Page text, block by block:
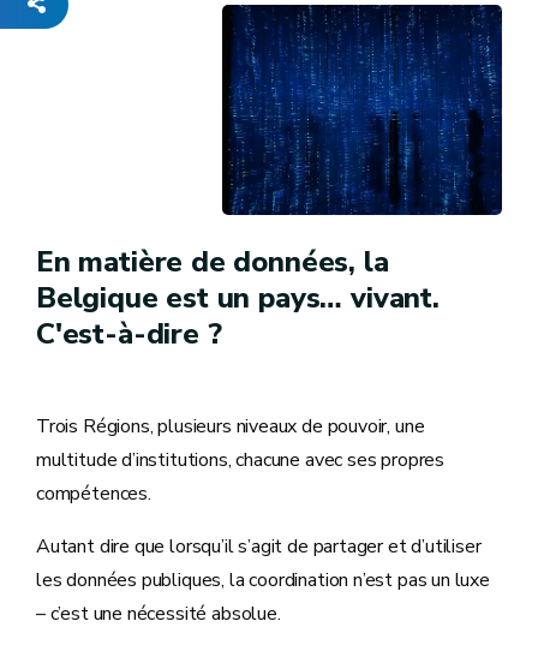
En matière de données, la
Belgique est un pays… vivant.
C'est-à-dire ?
Trois Régions, plusieurs niveaux de pouvoir, une
multitude d’institutions, chacune avec ses propres
compétences.
Autant dire que lorsqu’il s’agit de partager et d’utiliser
les données publiques, la coordination n’est pas un luxe
– c’est une nécessité absolue.